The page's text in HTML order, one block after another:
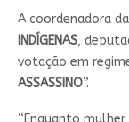
A coordenadora da
INDÍGENAS,
votação em
ASSASSINO”.
“Enquanto